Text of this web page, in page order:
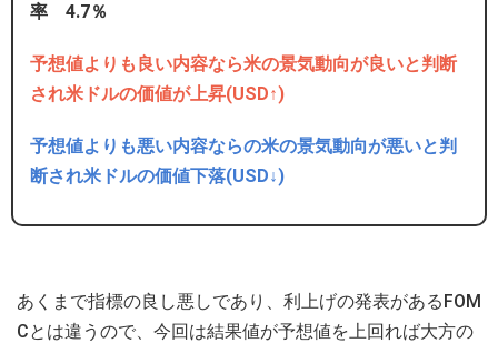
率 4.7％
予想値よりも良い内容なら米の景気動向が良いと判断
され米ドルの価値が上昇(USD↑)
予想値よりも悪い内容ならの米の景気動向が悪いと判
断され米ドルの価値下落(USD↓)
あくまで指標の良し悪しであり、利上げの発表があるFOM
Cとは違うので、今回は結果値が予想値を上回れば大方の